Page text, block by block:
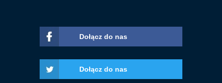
Dołącz do nas
Dołącz do nas